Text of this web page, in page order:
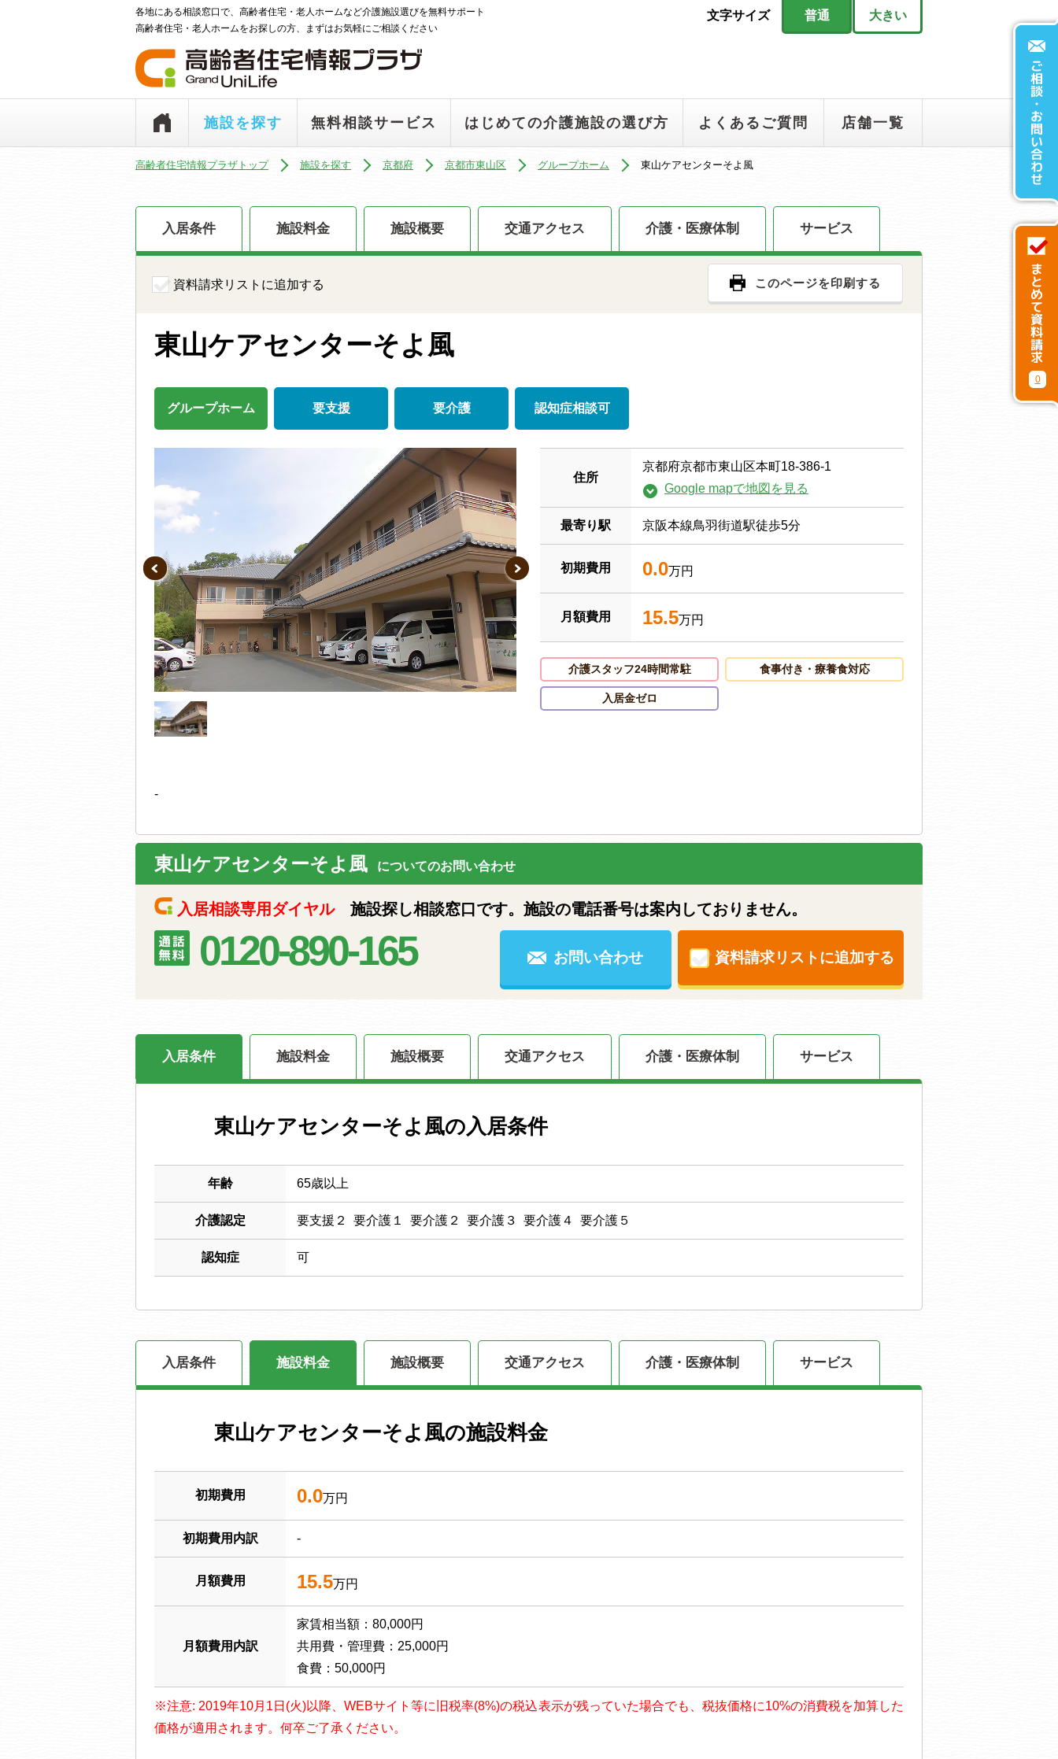
各地にある相談窓口で、高齢者住宅・老人ホームなど介護施設選びを無料サポート
高齢者住宅・老人ホームをお探しの方、まずはお気軽にご相談ください
文字サイズ 普通 大きい
施設を探す 無料相談サービス はじめての介護施設の選び方 よくあるご質問 店舗一覧
高齢者住宅情報プラザトップ 施設を探す 京都府 京都市東山区 グループホーム 東山ケアセンターそよ風
入居条件 施設料金 施設概要 交通アクセス 介護・医療体制 サービス
資料請求リストに追加する このページを印刷する
東山ケアセンターそよ風
グループホーム 要支援 要介護 認知症相談可
住所
京都府京都市東山区本町18-386-1
Google mapで地図を見る
最寄り駅 京阪本線鳥羽街道駅徒歩5分
初期費用 0.0万円
月額費用 15.5万円
介護スタッフ24時間常駐 食事付き・療養食対応
入居金ゼロ
-
東山ケアセンターそよ風 についてのお問い合わせ
入居相談専用ダイヤル施設探し相談窓口です。施設の電話番号は案内しておりません。
0120-890-165 お問い合わせ 資料請求リストに追加する
入居条件 施設料金 施設概要 交通アクセス 介護・医療体制 サービス
東山ケアセンターそよ風の入居条件
年齢 65歳以上
介護認定 要支援２ 要介護１ 要介護２ 要介護３ 要介護４ 要介護５
認知症 可
入居条件 施設料金 施設概要 交通アクセス 介護・医療体制 サービス
東山ケアセンターそよ風の施設料金
初期費用 0.0万円
初期費用内訳 -
月額費用 15.5万円
月額費用内訳
家賃相当額：80,000円
共用費・管理費：25,000円
食費：50,000円
※注意: 2019年10月1日(火)以降、WEBサイト等に旧税率(8%)の税込表示が残っていた場合でも、税抜価格に10%の消費税を加算した
価格が適用されます。何卒ご了承ください。
0